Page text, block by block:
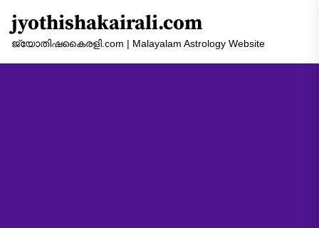
the
jyothishakairali.com
ജ്യോതിഷകൈരളി.com | Malayalam Astrology Website